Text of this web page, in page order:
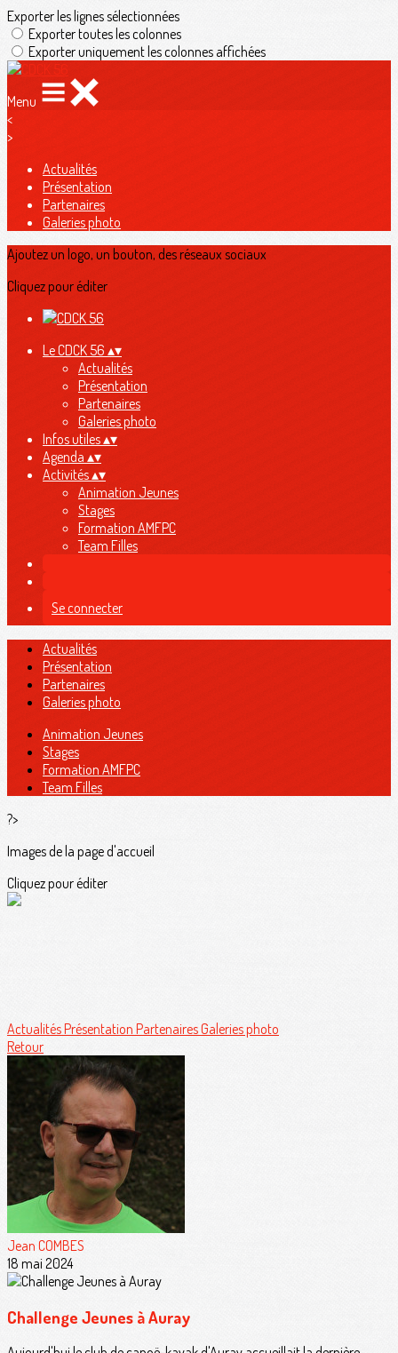
Exporter les lignes sélectionnées
Exporter toutes les colonnes
Exporter uniquement les colonnes affichées
Menu
<
>
Actualités
Présentation
Partenaires
Galeries photo
Ajoutez un logo, un bouton, des réseaux sociaux
Cliquez pour éditer
Le CDCK 56 ▴▾
Actualités
Présentation
Partenaires
Galeries photo
Infos utiles▴▾
Agenda ▴▾
Activités▴▾
Animation Jeunes
Stages
Formation AMFPC
Team Filles
Se connecter
Actualités
Présentation
Partenaires
Galeries photo
Animation Jeunes
Stages
Formation AMFPC
Team Filles
?>
Images de la page d'accueil
Cliquez pour éditer
ActualitésPrésentation PartenairesGaleries photo
Retour
Jean COMBES
18 mai 2024
Challenge Jeunes à Auray